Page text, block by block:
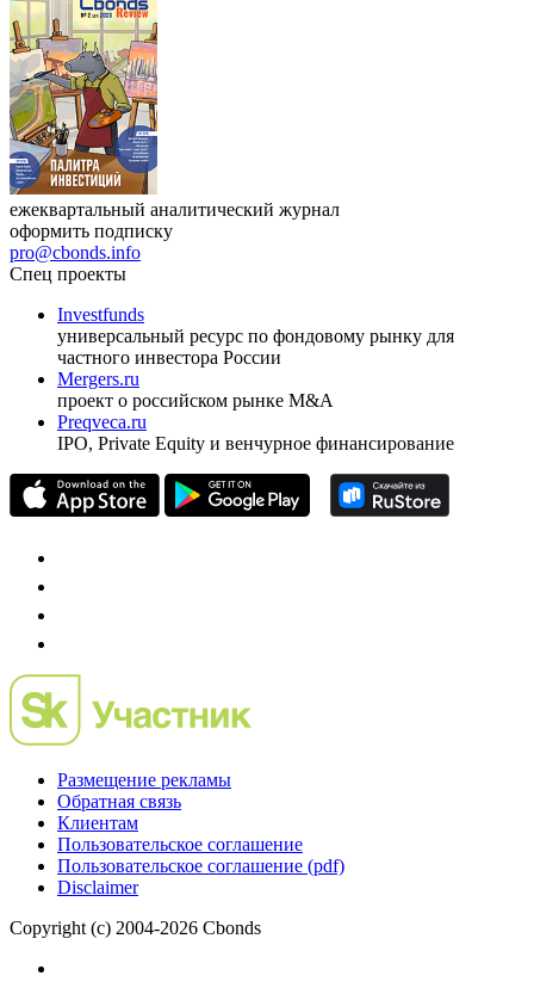
ежеквартальный аналитический журнал
оформить подписку
pro@cbonds.info
Спец проекты
Investfunds
универсальный ресурс по фондовому рынку для
частного инвестора России
Mergers.ru
проект о российском рынке M&A
Preqveca.ru
IPO, Private Equity и венчурное финансирование
Размещение рекламы
Обратная связь
Клиентам
Пользовательское соглашение
Пользовательское соглашение (pdf)
Disclaimer
Copyright (c) 2004-2026 Cbonds